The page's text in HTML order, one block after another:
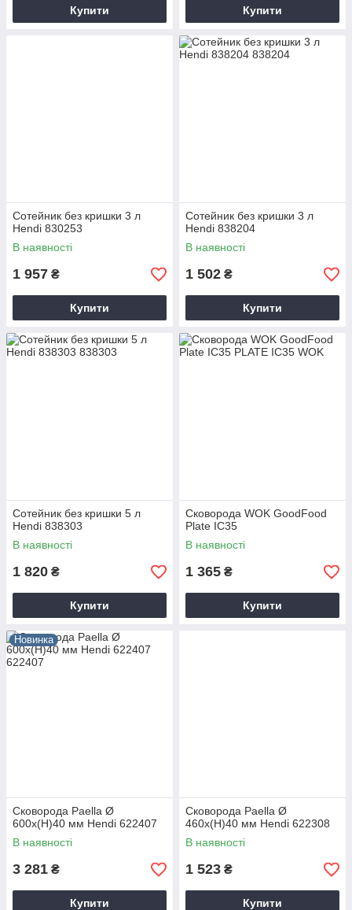
Купити Купити
Сотейник без кришки 3 л
Hendi 830253
В наявності
1 957 ₴
Купити
Сотейник без кришки 3 л
Hendi 838204
В наявності
1 502 ₴
Купити
Сотейник без кришки 5 л
Hendi 838303
В наявності
1 820 ₴
Купити
Сковорода WOK GoodFood
Plate IC35
В наявності
1 365 ₴
Купити
Новинка
Сковорода Paella Ø
600x(H)40 мм Hendi 622407
В наявності
3 281 ₴
Купити
Сковорода Paella Ø
460x(H)40 мм Hendi 622308
В наявності
1 523 ₴
Купити